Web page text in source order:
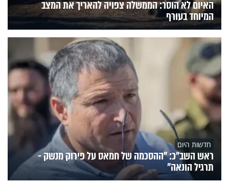
האיום לא הוסר: הממשלה צפויה להאריך את המצב
המיוחד בעורף
חדשות היום
ראש השב"כ: "ההסכמה של חמאס על פירוק מנשק -
תרגיל הונאה"